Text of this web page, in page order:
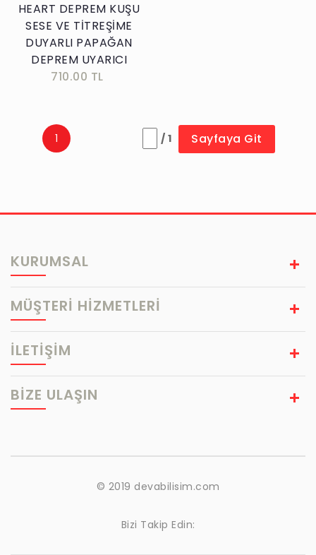
HEART DEPREM KUŞU
SESE VE TİTREŞİME
DUYARLI PAPAĞAN
DEPREM UYARICI
710.00 TL
1 / 1 Sayfaya Git
KURUMSAL
MÜŞTERİ HİZMETLERİ
İLETİŞİM
BIZE ULAŞIN
© 2019 devabilisim.com
Bizi Takip Edin: